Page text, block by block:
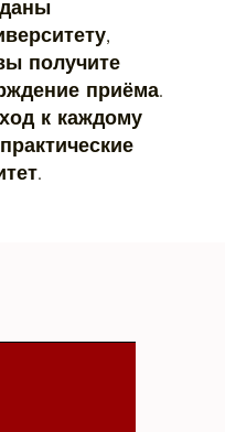
получите
приёма.
к каждому